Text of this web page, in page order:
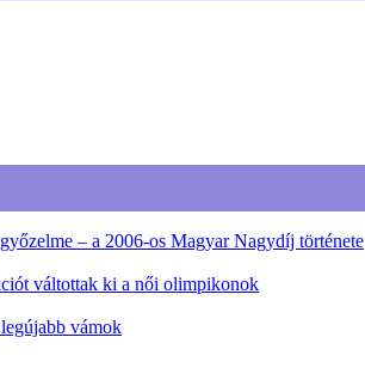
– a 2006-os Magyar Nagydíj története
váltottak ki a női olimpikonok
vámok